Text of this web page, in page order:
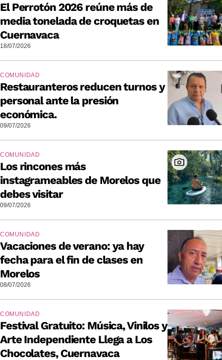
El Perrotón 2026 reúne más de
media tonelada de croquetas en
Cuernavaca
18/07/2026
COMUNIDAD
Restauranteros reducen turnos y
personal ante la presión
económica.
09/07/2026
COMUNIDAD
Los rincones más
instagrameables de Morelos que
debes visitar
09/07/2026
COMUNIDAD
Vacaciones de verano: ya hay
fecha para el fin de clases en
Morelos
08/07/2026
COMUNIDAD
Festival Gratuito: Música, Vinilos y
Arte Independiente Llega a Los
Chocolates, Cuernavaca